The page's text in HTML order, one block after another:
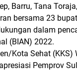
Barru, Tana
bersama 23
dalam
(BIAN) 2022.
Kota Sehat (KKS)
Pemprov